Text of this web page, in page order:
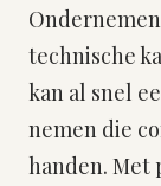
technische
kan al snel
nemen die
handen. Met